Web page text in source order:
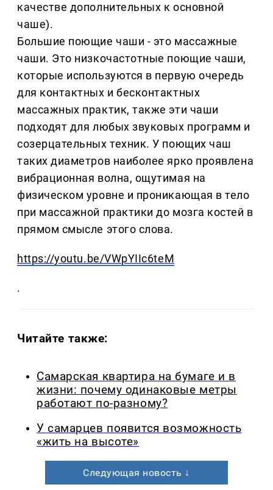
качестве дополнительных к основной
чаше).
Большие поющие чаши - это массажные
чаши. Это низкочастотные поющие чаши,
которые используются в первую очередь
для контактных и бесконтактных
массажных практик, также эти чаши
подходят для любых звуковых программ и
созерцательных техник. У поющих чаш
таких диаметров наиболее ярко проявлена
вибрационная волна, ощутимая на
физическом уровне и проникающая в тело
при массажной практики до мозга костей в
прямом смысле этого слова.
https://youtu.be/VWpYIIc6teM
.
Читайте также:
Самарская квартира на бумаге и в
жизни: почему одинаковые метры
работают по-разному?
У самарцев появится возможность
«жить на высоте»
Следующая новость ↓